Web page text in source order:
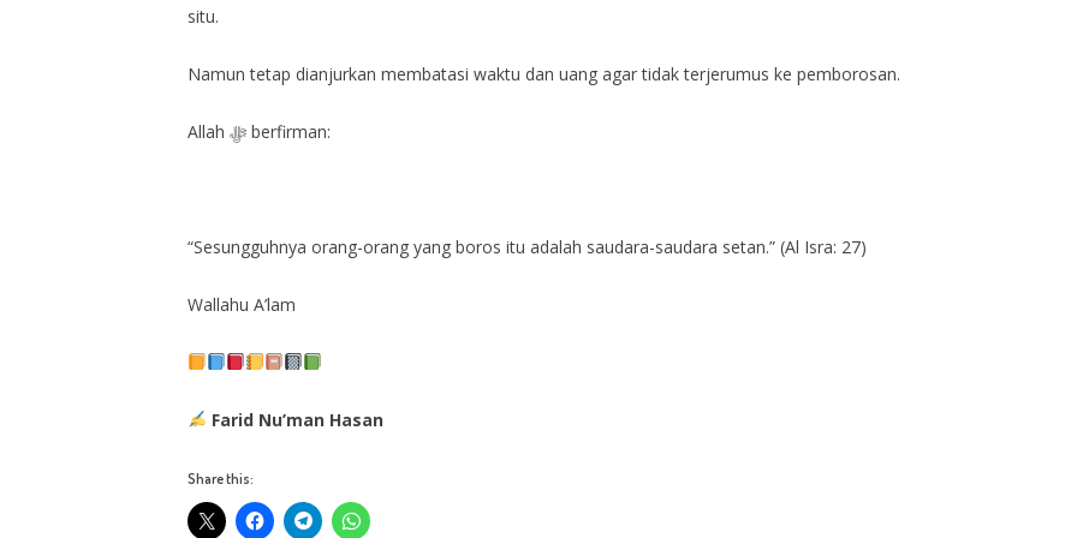
situ.
Namun tetap dianjurkan membatasi waktu dan uang agar tidak terjerumus ke pemborosan.
Allah ﷻ berfirman:
“Sesungguhnya orang-orang yang boros itu adalah saudara-saudara setan.” (Al Isra: 27)
Wallahu A’lam
Farid Nu’man Hasan
Share this: